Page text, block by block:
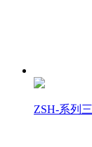
ZSH-系列